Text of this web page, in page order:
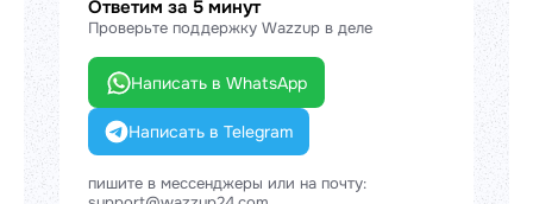
Ответим за 5 минут
Проверьте поддержку Wazzup в деле
Написать в WhatsApp
Написать в Telegram
пишите в мессенджеры или на почту: